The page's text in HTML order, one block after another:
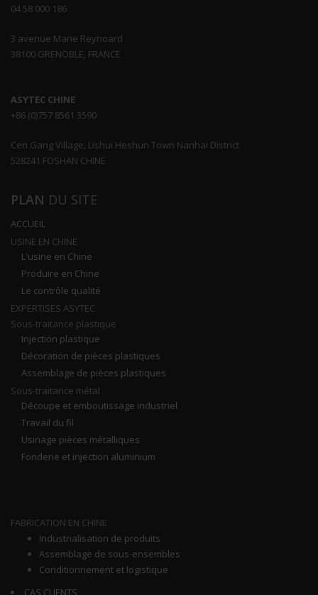
04 58 000 186
3 avenue Marie Reynoard
38100 GRENOBLE, FRANCE
ASYTEC CHINE
+86 (0)757 8561 3590
Cen Gang Village, Lishui Heshun Town Nanhai District
528241 FOSHAN CHINE
PLAN DU SITE
ACCUEIL
USINE EN CHINE
L'usine en Chine
Produire en Chine
Le contrôle qualité
EXPERTISES ASYTEC
Sous-traitance plastique
Injection plastique
Décoration de pièces plastiques
Assemblage de pièces plastiques
Sous-traitance métal
Découpe et emboutissage industriel
Travail du fil
Usinage pièces métalliques
Fonderie et injection aluminium
FABRICATION EN CHINE
Industrialisation de produits
Assemblage de sous-ensembles
Conditionnement et logistique
CAS CLIENTS